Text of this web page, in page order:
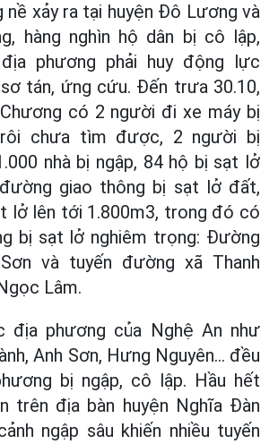
nề xảy ra tại huyện Đô Lương và
hàng nghìn hộ dân bị cô lập,
phương phải huy động lực
tán, ứng cứu. Đến trưa 30.10,
có 2 người đi xe máy bị
chưa tìm được, 2 người bị
nhà bị ngập, 84 hộ bị sạt lở
giao thông bị sạt lở đất,
lở lên tới 1.800m3, trong đó có
bị sạt lở nghiêm trọng: Đường
và tuyến đường xã Thanh
Lâm.
địa phương của Nghệ An như
Anh Sơn, Hưng Nguyên… đều
bị ngập, cô lập. Hầu hết
trên địa bàn huyện Nghĩa Đàn
ngập sâu khiến nhiều tuyến